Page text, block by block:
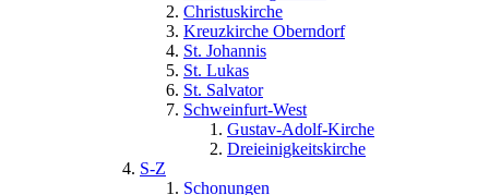
Christuskirche
Kreuzkirche Oberndorf
St. Johannis
St. Lukas
St. Salvator
Schweinfurt-West
Gustav-Adolf-Kirche
Dreieinigkeitskirche
S-Z
Schonungen